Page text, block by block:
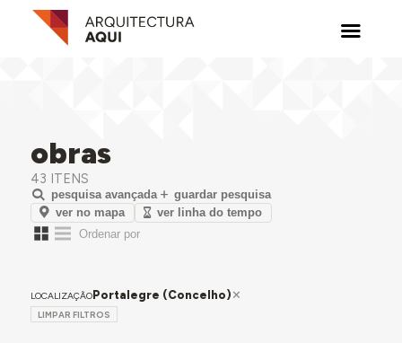
obras
43 ITENS
pesquisa avançada
guardar pesquisa
ver no mapa
ver linha do tempo
LOCALIZAÇÃOPortalegre (Concelho)
LIMPAR FILTROS